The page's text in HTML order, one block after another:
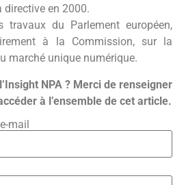
directive en 2000.
travaux du Parlement européen,
à la Commission, sur la
marché unique numérique.
NPA ? Merci de renseigner
à l’ensemble de cet article.
mail